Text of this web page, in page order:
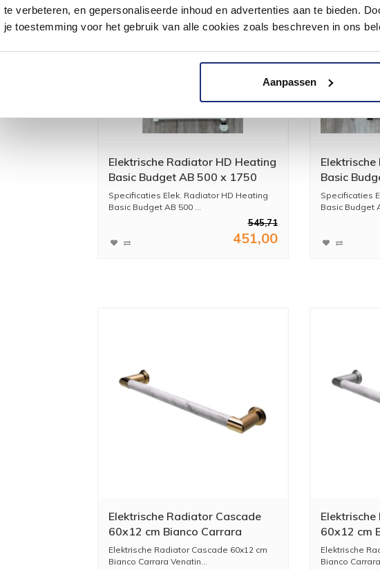
te verbeteren, en gepersonaliseerde inhoud en advertenties aan te bieden.
je toestemming voor het gebruik van alle cookies zoals beschreven in ons
Aanpassen
Elektrische Radiator HD Heating
Basic Budget AB 500 x 1750
mm 900 Watt Wit
Specificaties Elek. Radiator HD Heating
Basic Budget AB 500 ...
545,71
451,00
Basic
mm 600
Specificaties
Basic Budget
Elektrische Radiator Cascade
60x12 cm Bianco Carrara
Venatino Marble / Unlacquered
Brass
Elektrische Radiator Cascade 60x12 cm
Bianco Carrara Venatin...
60x12 cm
Venatino
Nickel
Elektrische
Bianco